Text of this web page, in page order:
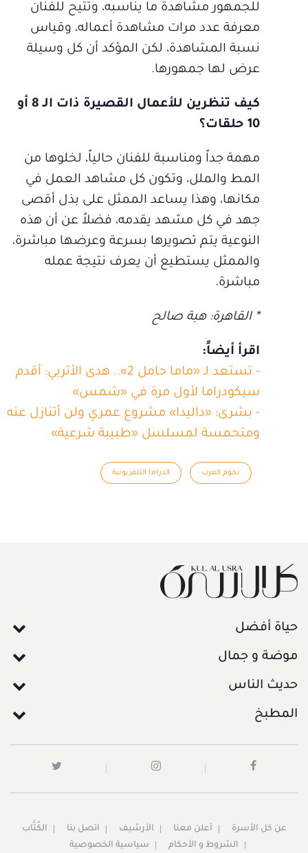
للجمهور مشاهدة ما يناسبه، وتتيح للفنان
معرفة عدد مرات مشاهدة أعماله، وقياس
نسبة المشاهدة، لكن المؤكد أن كل وسيلة
عرض لها جمهورها.
كيف تنظرين للأعمال القصيرة ذات الـ 8 أو
10 حلقات؟
مهمة جداً ومناسبة للفنان حالياً، لخلوها من
المط والملل، وتكون كل مشاهد العمل في
مكانها، وهذا يساعد الممثل على بذل أقصى
جهد في كل مشهد يقدمه، فضلاً عن أن هذه
النوعية يتم تصويرها بسرعة وعرضها مباشرة،
والممثل يستطيع أن يعرف نتيجة عمله
مباشرة.
* القاهرة: هبة صالح
اقرأ أيضاً:
- تستعد لـ «ماما حامل 2».. هدى الأتربي: أقدم
سيكودراما لأول مرة في «شمس»
- بشرى: «داليدا» مشروع عمري ولن أتنازل عنه
ومتحمسة لمسلسل «طبيبة شرعية»
نجوم العرب الدراما التلفزيونية
حياة أفضل
موضة و جمال
حديث الناس
المطبخ
عن كل الأسرة أعلن معنا الأرشيف اتصل بنا
الكُتَّاب
الشروط و الأحكام
سياسية الخصوصية